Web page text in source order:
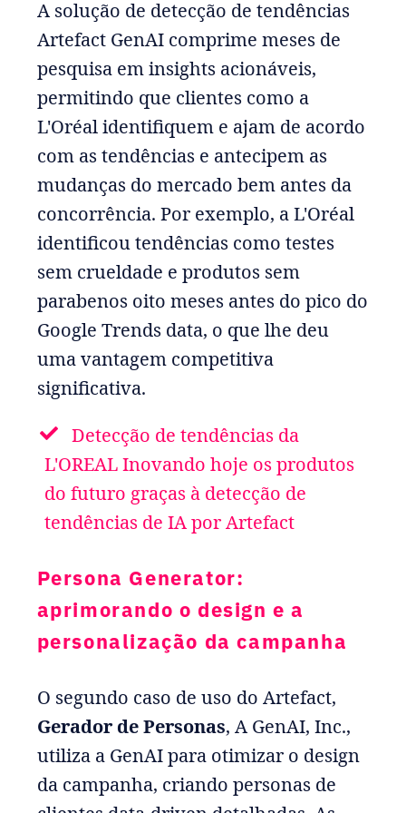
A solução de detecção de tendências
Artefact GenAI comprime meses de
pesquisa em insights acionáveis,
permitindo que clientes como a
L'Oréal identifiquem e ajam de acordo
com as tendências e antecipem as
mudanças do mercado bem antes da
concorrência. Por exemplo, a L'Oréal
identificou tendências como testes
sem crueldade e produtos sem
parabenos oito meses antes do pico do
Google Trends data, o que lhe deu
uma vantagem competitiva
significativa.
Detecção de tendências da
L'OREAL Inovando hoje os produtos
do futuro graças à detecção de
tendências de IA por Artefact
Persona Generator:
aprimorando o design e a
personalização da campanha
O segundo caso de uso do Artefact,
Gerador de Personas, A GenAI, Inc.,
utiliza a GenAI para otimizar o design
da campanha, criando personas de